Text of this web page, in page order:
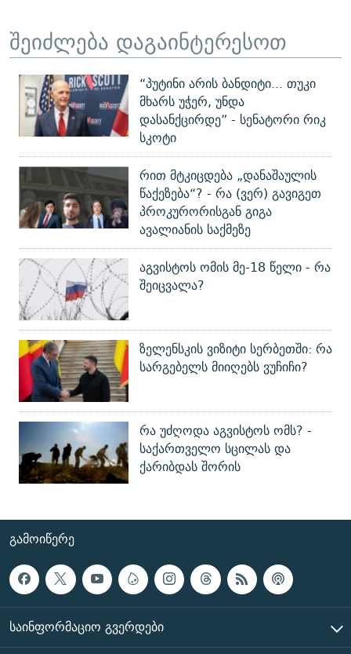
შეიძლება დაგაინტერესოთ
“პუტინი არის ბანდიტი... თუკი
მხარს უჭერ, უნდა
დასანქცირდე” - სენატორი რიკ
სკოტი
რით მტკიცდება „დანაშაულის
წაქეზება“? - რა (ვერ) გავიგეთ
პროკურორისგან გიგა
ავალიანის საქმეზე
აგვისტოს ომის მე-18 წელი - რა
შეიცვალა?
ზელენსკის ვიზიტი სერბეთში: რა
სარგებელს მიიღებს ვუჩიჩი?
რა უძღოდა აგვისტოს ომს? -
საქართველო სცილას და
ქარიბდას შორის
ᲒᲐᲛᲝᲘᲬᲔᲠᲔ
ᲡᲐᲘᲜᲤᲝᲠᲛᲐᲪᲘᲝ ᲒᲕᲔᲠᲓᲔᲑᲘ